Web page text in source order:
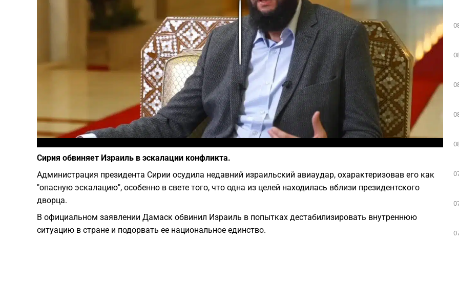
Play
Фото: скриншот из Youtube
Сирия обвиняет Израиль в эскалации конфликта.
Администрация президента Сирии осудила недавний израильский авиаудар, охарактеризовав его как
"опасную эскалацию", особенно в свете того, что одна из целей находилась вблизи президентского
дворца.
В официальном заявлении Дамаск обвинил Израиль в попытках дестабилизировать внутреннюю
ситуацию в стране и подорвать ее национальное единство.